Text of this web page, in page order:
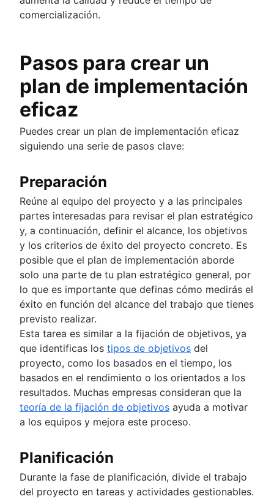
comercialización.
Pasos para crear un
plan de implementación
eficaz
Puedes crear un plan de implementación eficaz
siguiendo una serie de pasos clave:
Preparación
Reúne al equipo del proyecto y a las principales
partes interesadas para revisar el plan estratégico
y, a continuación, definir el alcance, los objetivos
y los criterios de éxito del proyecto concreto. Es
posible que el plan de implementación aborde
solo una parte de tu plan estratégico general, por
lo que es importante que definas cómo medirás el
éxito en función del alcance del trabajo que tienes
previsto realizar.
Esta tarea es similar a la fijación de objetivos, ya
que identificas los tipos de objetivos del
proyecto, como los basados en el tiempo, los
basados en el rendimiento o los orientados a los
resultados. Muchas empresas consideran que la
teoría de la fijación de objetivos ayuda a motivar
a los equipos y mejora este proceso.
Planificación
Durante la fase de planificación, divide el trabajo
del proyecto en tareas y actividades gestionables.